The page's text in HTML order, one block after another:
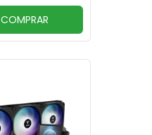
COMPRAR